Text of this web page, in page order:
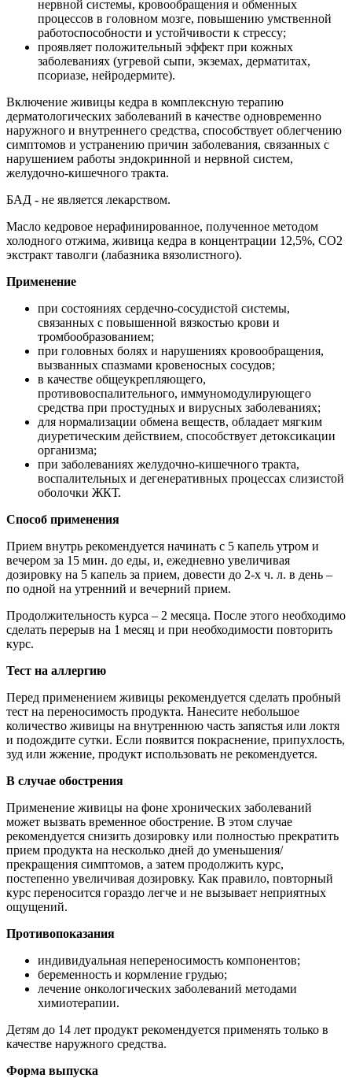
нервной системы, кровообращения и обменных
процессов в головном мозге, повышению умственной
работоспособности и устойчивости к стрессу;
проявляет положительный эффект при кожных
заболеваниях (угревой сыпи, экземах, дерматитах,
псориазе, нейродермите).
Включение живицы кедра в комплексную терапию
дерматологических заболеваний в качестве одновременно
наружного и внутреннего средства, способствует облегчению
симптомов и устранению причин заболевания, связанных с
нарушением работы эндокринной и нервной систем,
желудочно-кишечного тракта.
БАД - не является лекарством.
Масло кедровое нерафинированное, полученное методом
холодного отжима, живица кедра в концентрации 12,5%, СО2
экстракт таволги (лабазника вязолистного).
Применение
при состояниях сердечно-сосудистой системы,
связанных с повышенной вязкостью крови и
тромбообразованием;
при головных болях и нарушениях кровообращения,
вызванных спазмами кровеносных сосудов;
в качестве общеукрепляющего,
противовоспалительного, иммуномодулирующего
средства при простудных и вирусных заболеваниях;
для нормализации обмена веществ, обладает мягким
диуретическим действием, способствует детоксикации
организма;
при заболеваниях желудочно-кишечного тракта,
воспалительных и дегенеративных процессах слизистой
оболочки ЖКТ.
Способ применения
Прием внутрь рекомендуется начинать с 5 капель утром и
вечером за 15 мин. до еды, и, ежедневно увеличивая
дозировку на 5 капель за прием, довести до 2-х ч. л. в день –
по одной на утренний и вечерний прием.
Продолжительность курса – 2 месяца. После этого необходимо
сделать перерыв на 1 месяц и при необходимости повторить
курс.
Тест на аллергию
Перед применением живицы рекомендуется сделать пробный
тест на переносимость продукта. Нанесите небольшое
количество живицы на внутреннюю часть запястья или локтя
и подождите сутки. Если появится покраснение, припухлость,
зуд или жжение, продукт использовать не рекомендуется.
В случае обострения
Применение живицы на фоне хронических заболеваний
может вызвать временное обострение. В этом случае
рекомендуется снизить дозировку или полностью прекратить
прием продукта на несколько дней до уменьшения/
прекращения симптомов, а затем продолжить курс,
постепенно увеличивая дозировку. Как правило, повторный
курс переносится гораздо легче и не вызывает неприятных
ощущений.
Противопоказания
индивидуальная непереносимость компонентов;
беременность и кормление грудью;
лечение онкологических заболеваний методами
химиотерапии.
Детям до 14 лет продукт рекомендуется применять только в
качестве наружного средства.
Форма выпуска